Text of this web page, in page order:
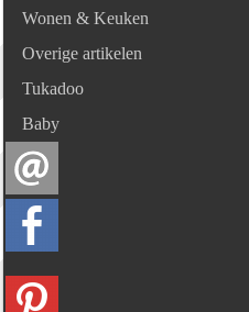
Wonen & Keuken
Overige artikelen
Tukadoo
Baby